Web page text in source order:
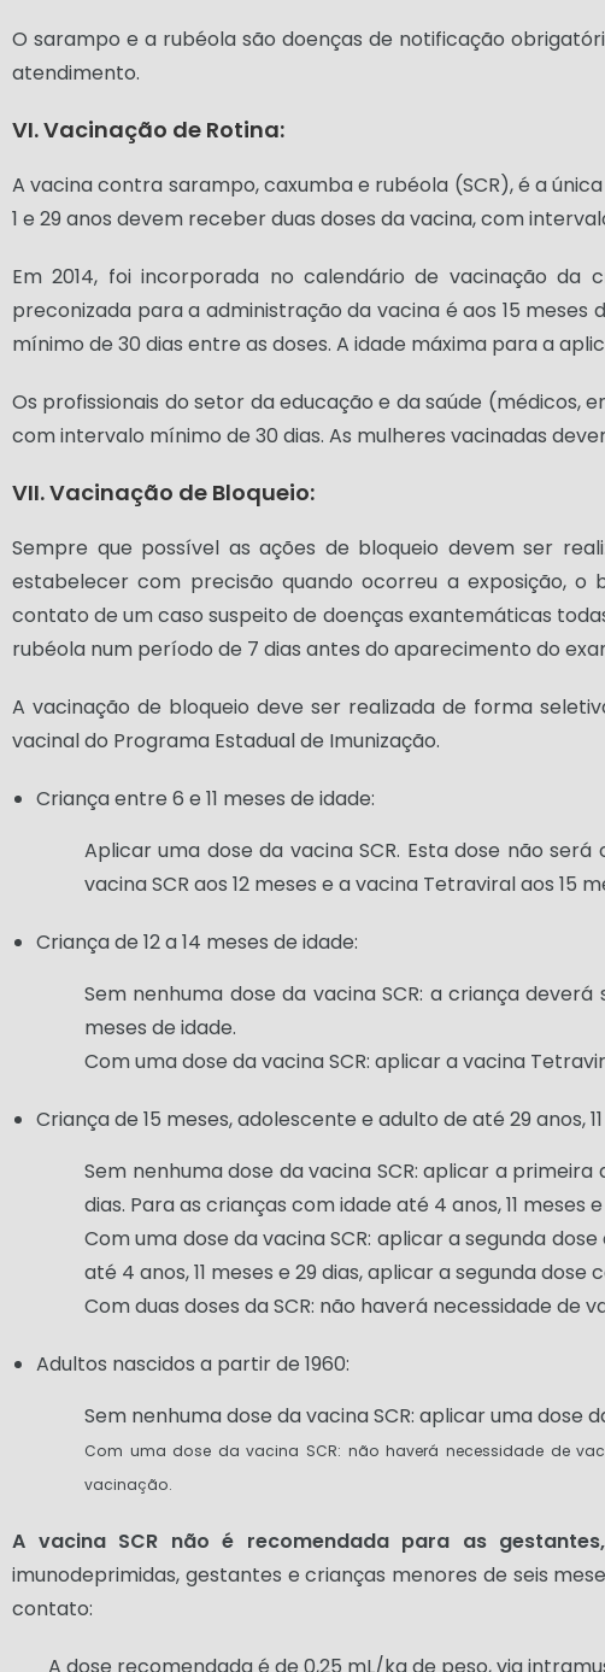
O sarampo e a rubéola são doenças de notificação
atendimento.
VI. Vacinação de Rotina:
A vacina contra sarampo, caxumba e rubéola (SCR), é a
1 e 29 anos devem receber duas doses da vacina, com
Em 2014, foi incorporada no calendário de vacinação
preconizada para a administração da vacina é aos 15
mínimo de 30 dias entre as doses. A idade máxima para a
Os profissionais do setor da educação e da saúde (médicos,
com intervalo mínimo de 30 dias. As mulheres vacinadas
VII. Vacinação de Bloqueio:
Sempre que possível as ações de bloqueio devem ser
estabelecer com precisão quando ocorreu a exposição, o
contato de um caso suspeito de doenças exantemáticas
rubéola num período de 7 dias antes do aparecimento do
A vacinação de bloqueio deve ser realizada de forma
vacinal do Programa Estadual de Imunização.
Criança entre 6 e 11 meses de idade:
Aplicar uma dose da vacina SCR. Esta dose não
vacina SCR aos 12 meses e a vacina Tetraviral aos 15
Criança de 12 a 14 meses de idade:
Sem nenhuma dose da vacina SCR: a criança
meses de idade.
Com uma dose da vacina SCR: aplicar a vacina
Criança de 15 meses, adolescente e adulto de até 29 anos,
Sem nenhuma dose da vacina SCR: aplicar a
dias. Para as crianças com idade até 4 anos, 11
Com uma dose da vacina SCR: aplicar a segunda
até 4 anos, 11 meses e 29 dias, aplicar a segunda
Com duas doses da SCR: não haverá necessidade de
Adultos nascidos a partir de 1960:
Sem nenhuma dose da vacina SCR: aplicar uma dose
Com uma dose da vacina SCR: não haverá necessidade de
vacinação.
A vacina SCR não é recomendada para as
imunodeprimidas, gestantes e crianças menores de seis
contato: